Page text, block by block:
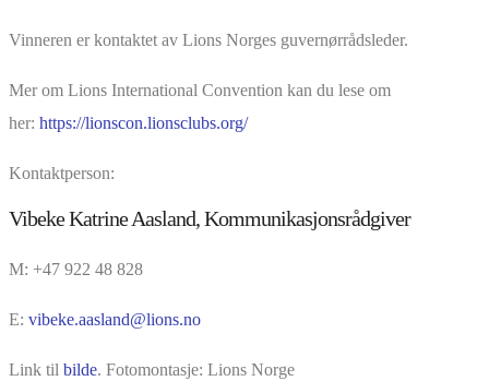
Vinneren er kontaktet av Lions Norges guvernørrådsleder.
Mer om Lions International Convention kan du lese om
her: https://lionscon.lionsclubs.org/
Kontaktperson:
Vibeke Katrine Aasland, Kommunikasjonsrådgiver
M: +47 922 48 828
E: vibeke.aasland@lions.no
Link til bilde. Fotomontasje: Lions Norge